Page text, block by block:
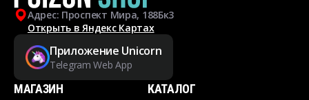
Адрес: Проспект Мира, 188Бк3
Открыть в Яндекс Картах
Приложение Unicorn
Telegram Web App
МАГАЗИН КАТАЛОГ